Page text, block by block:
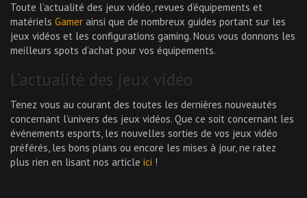
Toute l’actualité des jeux vidéo, revues d’équipements et
matériels Gamer ainsi que de nombreux guides portant sur les
jeux vidéos et les configurations gaming. Nous vous donnons les
meilleurs spots d’achat pour vos équipements.
L’actualité des jeux vidéo
Tenez vous au courant des toutes les dernières nouveautés
concernant l’univers des jeux vidéos. Que ce soit concernant les
événements esports, les nouvelles sorties de vos jeux vidéo
préférés, les bons plans ou encore les mises à jour, ne ratez
plus rien en lisant nos article ici !